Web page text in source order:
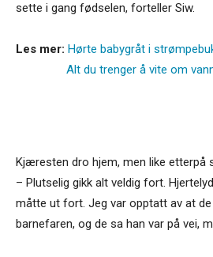
sette i gang fødselen, forteller Siw.
Les mer: Hørte babygråt i
Alt du trenger å vite om
Kjæresten dro hjem, men like etterpå
– Plutselig gikk alt veldig fort.
måtte ut fort. Jeg var opptatt av at
barnefaren, og de sa han var på vei,